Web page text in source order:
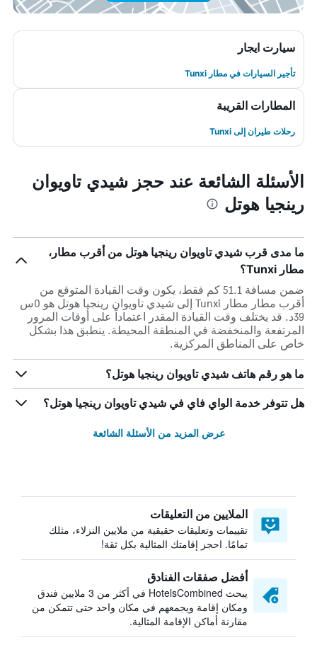
سيارت ايجار
تأجير السيارات في مطار Tunxi
المطارات القريبة
رحلات طيران إلى Tunxi
الأسئلة الشائعة عند حجز شيدي تاويوان
رينجيا هوتل
ما مدى قرب شيدي تاويوان رينجيا هوتل من أقرب مطار،
مطار Tunxi؟
ضمن مسافة 51.1 كم فقط، يكون وقت القيادة المتوقع من
أقرب مطار مطار Tunxi إلى شيدي تاويوان رينجيا هوتل هو 0س
39د. قد يختلف وقت القيادة المقدر اعتماداً على أوقات المرور
المرتفعة والمنخفضة في المنطقة المحيطة. ينطبق هذا بشكل
خاص على المناطق المركزية.
ما هو رقم هاتف شيدي تاويوان رينجيا هوتل؟
هل تتوفر خدمة الواي فاي في شيدي تاويوان رينجيا هوتل؟
عرض المزيد من الأسئلة الشائعة
الملايين من التعليقات
تقييمات وتعليقات حقيقية من ملايين النزلاء، مثلك
تمامًا. احجز إقامتك المثالية بكل ثقة!
أفضل صفقات الفنادق
يبحث HotelsCombined في أكثر من 3 ملايين فندق
ومكان إقامة ويجمعهم في مكان واحد حتى تتمكن من
مقارنة أماكن الإقامة المثالية.